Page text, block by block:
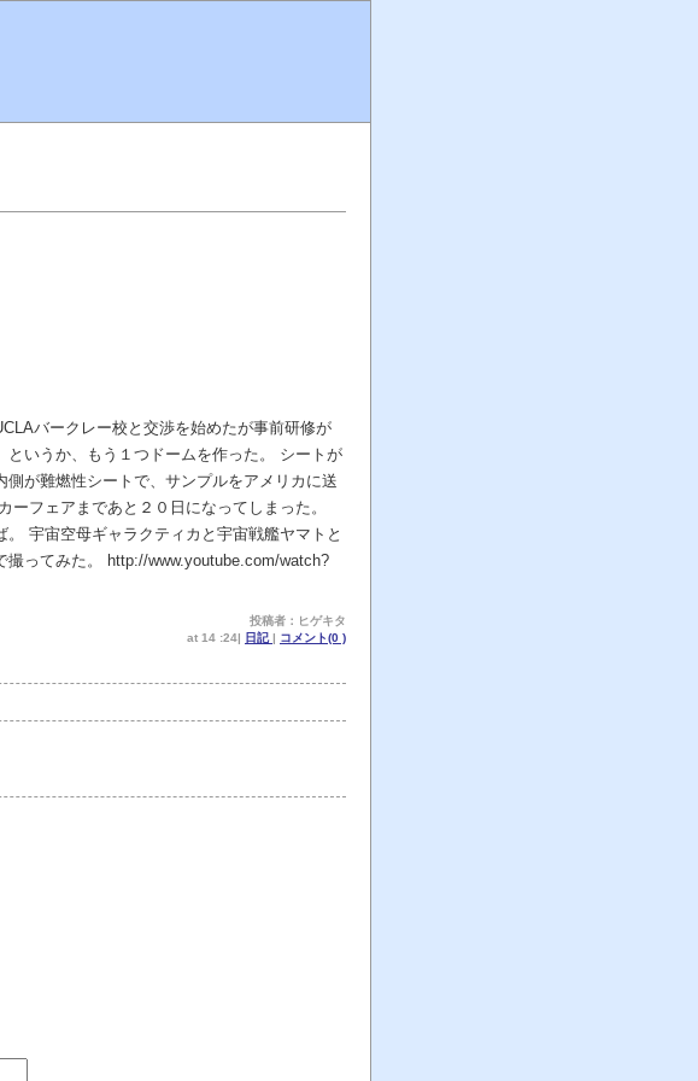
バークレー校と交渉を始めたが事前研修が
いうか、もう１つドームを作った。 シートが
が難燃性シートで、サンプルをアメリカに送
フェアまであと２０日になってしまった。
宇宙空母ギャラクティカと宇宙戦艦ヤマトと
ってみた。 http://www.youtube.com/watch?
投稿者：ヒゲキタ
at 14 :24| 日記| コメント(0 )